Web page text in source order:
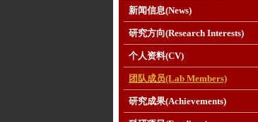
新闻信息(News)
研究方向(Research Interests)
个人资料(CV)
团队成员(Lab Members)
研究成果(Achievements)